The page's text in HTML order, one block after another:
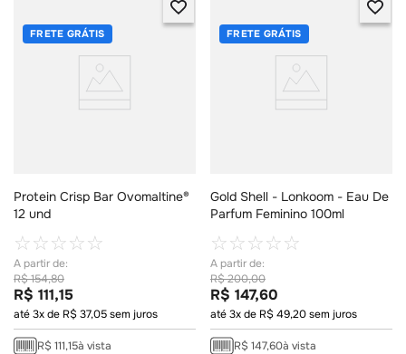
Protein Crisp Bar Ovomaltine®
12 und
☆☆☆☆☆
R$154,80
R$ 111,15
até3x de R$37,05sem juros
R$ 111,15à vista
FRETE GRÁTIS
Gold Shell - Lonkoom - Eau De
Parfum Feminino 100ml
☆☆☆☆☆
R$200,00
R$ 147,60
até3x de R$49,20sem juros
R$ 147,60à vista
FRETE GRÁTIS